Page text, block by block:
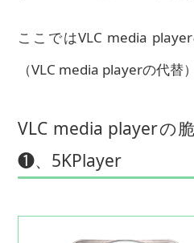
ここではVLC media
（VLC media playerの代替
VLC media playerの
❶、5KPlayer